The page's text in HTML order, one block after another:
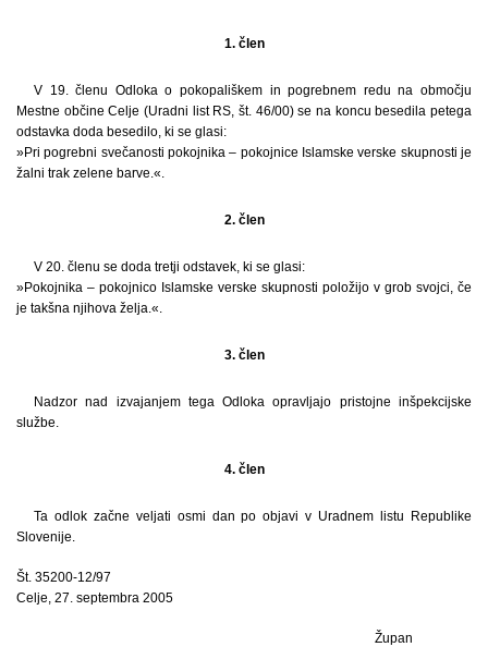
1. člen
V 19. členu Odloka o pokopališkem in pogrebnem redu na območju
Mestne občine Celje (Uradni list RS, št. 46/00) se na koncu besedila petega
odstavka doda besedilo, ki se glasi:
»Pri pogrebni svečanosti pokojnika – pokojnice Islamske verske skupnosti je
žalni trak zelene barve.«.
2. člen
V 20. členu se doda tretji odstavek, ki se glasi:
»Pokojnika – pokojnico Islamske verske skupnosti položijo v grob svojci, če
je takšna njihova želja.«.
3. člen
Nadzor nad izvajanjem tega Odloka opravljajo pristojne inšpekcijske
službe.
4. člen
Ta odlok začne veljati osmi dan po objavi v Uradnem listu Republike
Slovenije.
Št. 35200-12/97
Celje, 27. septembra 2005
Župan